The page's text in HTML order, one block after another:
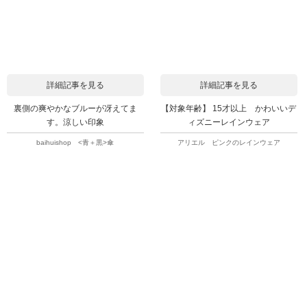
詳細記事を見る
裏側の爽やかなブルーが冴えてま
す。涼しい印象
baihuishop <青＋黒>傘
詳細記事を見る
【対象年齢】 15才以上 かわいいデ
ィズニーレインウェア
アリエル ピンクのレインウェア